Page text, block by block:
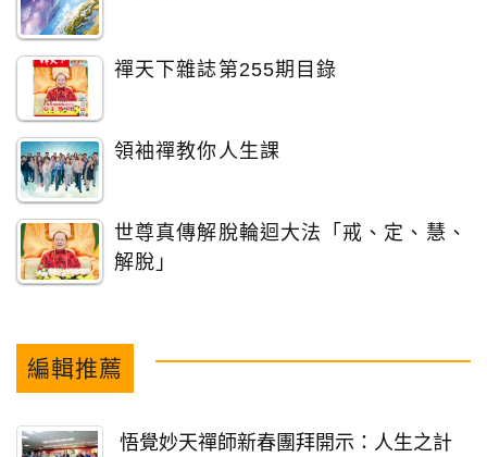
禪天下雜誌第255期目錄
領袖禪教你人生課
世尊真傳解脫輪迴大法「戒、定、慧、
解脫」
編輯推薦
悟覺妙天禪師新春團拜開示：人生之計